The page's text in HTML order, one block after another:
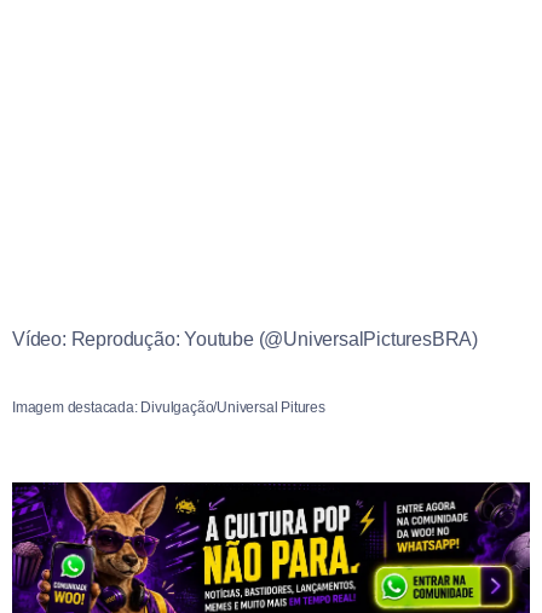
Vídeo: Reprodução: Youtube (@UniversalPicturesBRA)
Imagem destacada: Divulgação/Universal Pitures